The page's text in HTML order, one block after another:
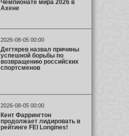
Чемпионате мира 2026 в
Ахене
2026-08-05 00:00
Дегтярев назвал причины
успешной борьбы по
возвращению российских
спортсменов
2026-08-05 00:00
Кент Фаррингтон
продолжает лидировать в
рейтинге FEI Longines!